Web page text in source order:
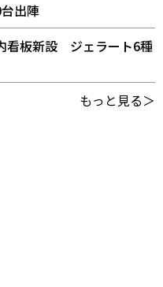
出陣
看板新設 ジェラート6種
もっと見る＞